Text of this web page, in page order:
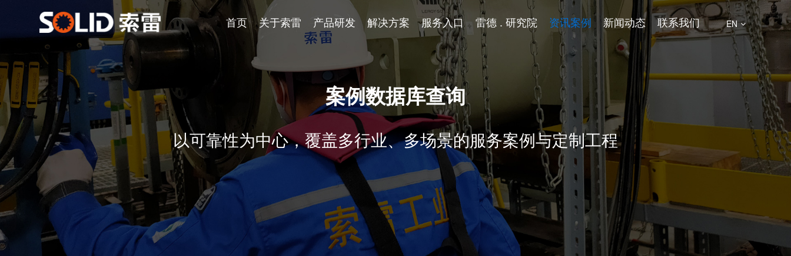
EN
首页 关于索雷 产品研发 解决方案 服务入口 雷德 . 研究院 资讯案例 新闻动态 联系我们
案例数据库查询
以可靠性为中心，覆盖多行业、多场景的服务案例与定制工程